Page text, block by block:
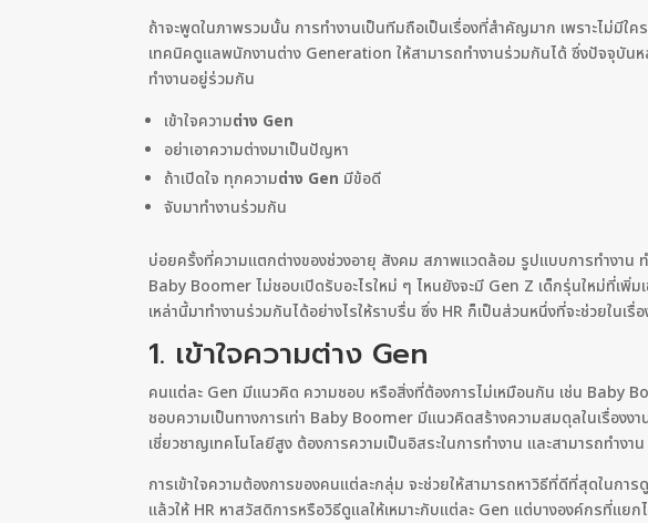
ถ้าจะพูดในภาพรวมนั้น การทำงานเป็นทีมถือเป็นเรื่องที่สำคัญมาก เพราะไม่มี
เทคนิคดูแลพนักงานต่าง Generation ให้สามารถทำงานร่วมกันได้ ซึ่งปัจจุบั
ทำงานอยู่ร่วมกัน
เข้าใจความต่าง Gen
อย่าเอาความต่างมาเป็นปัญหา
ถ้าเปิดใจ ทุกความต่าง Gen มีข้อดี
จับมาทำงานร่วมกัน
บ่อยครั้งที่ความแตกต่างของช่วงอายุ สังคม สภาพแวดล้อม รูปแบบการทำงาน ท
Baby Boomer ไม่ชอบเปิดรับอะไรใหม่ ๆ ไหนยังจะมี Gen Z เด็กรุ่นใหม่ที่เพิ่ม
เหล่านี้มาทำงานร่วมกันได้อย่างไรให้ราบรื่น ซึ่ง HR ก็เป็นส่วนหนึ่งที่จะช่วยในเ
1. เข้าใจความต่าง Gen
คนแต่ละ Gen มีแนวคิด ความชอบ หรือสิ่งที่ต้องการไม่เหมือนกัน เช่น Baby
ชอบความเป็นทางการเท่า Baby Boomer มีแนวคิดสร้างความสมดุลในเรื่องง
เชี่ยวชาญเทคโนโลยีสูง ต้องการความเป็นอิสระในการทำงาน และสามารถทำ
การเข้าใจความต้องการของคนแต่ละกลุ่ม จะช่วยให้สามารถหาวิธีที่ดีที่สุดใน
แล้วให้ HR หาสวัสดิการหรือวิธีดูแลให้เหมาะกับแต่ละ Gen แต่บางองค์กรที่แย